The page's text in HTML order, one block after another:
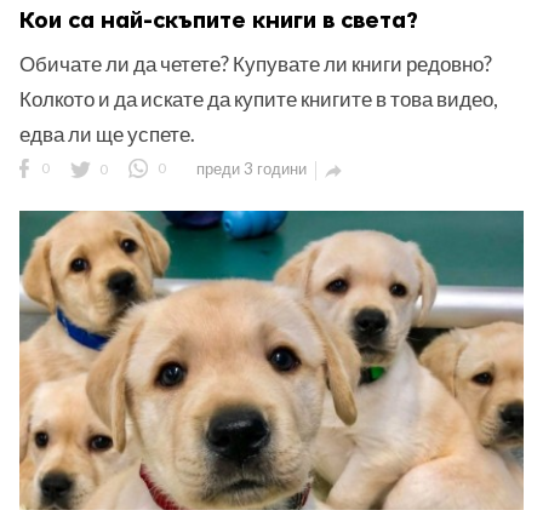
Кои са най-скъпите книги в света?
Обичате ли да четете? Купувате ли книги редовно?
Колкото и да искате да купите книгите в това видео,
едва ли ще успете.
0 0 0 преди 3 години 